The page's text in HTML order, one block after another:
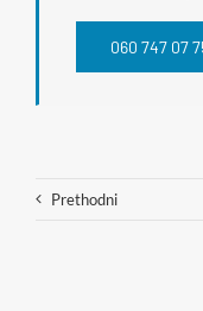
060 747 07
Prethodni